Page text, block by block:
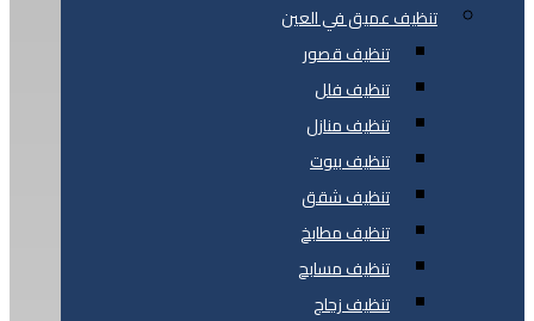
تنظيف عميق في العين
تنظيف قصور
تنظيف فلل
تنظيف منازل
تنظيف بيوت
تنظيف شقق
تنظيف مطابخ
تنظيف مسابح
تنظيف زجاج